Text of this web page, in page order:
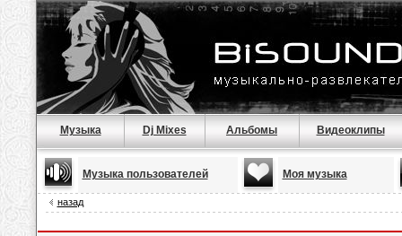
Музыка Dj Mixes Альбомы Видеоклипы
Музыка пользователей Моя музыка
назад